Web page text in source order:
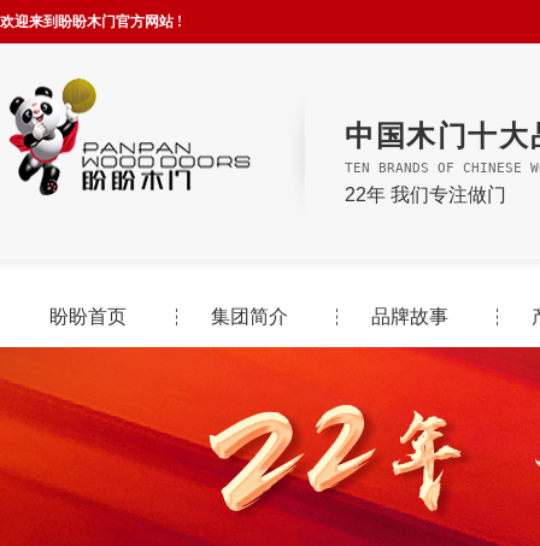
欢迎来到盼盼木门官方网站 !
中国木门十大
TEN BRANDS OF CHINESE
22年 我们专注做门
盼盼首页 集团简介 品牌故事